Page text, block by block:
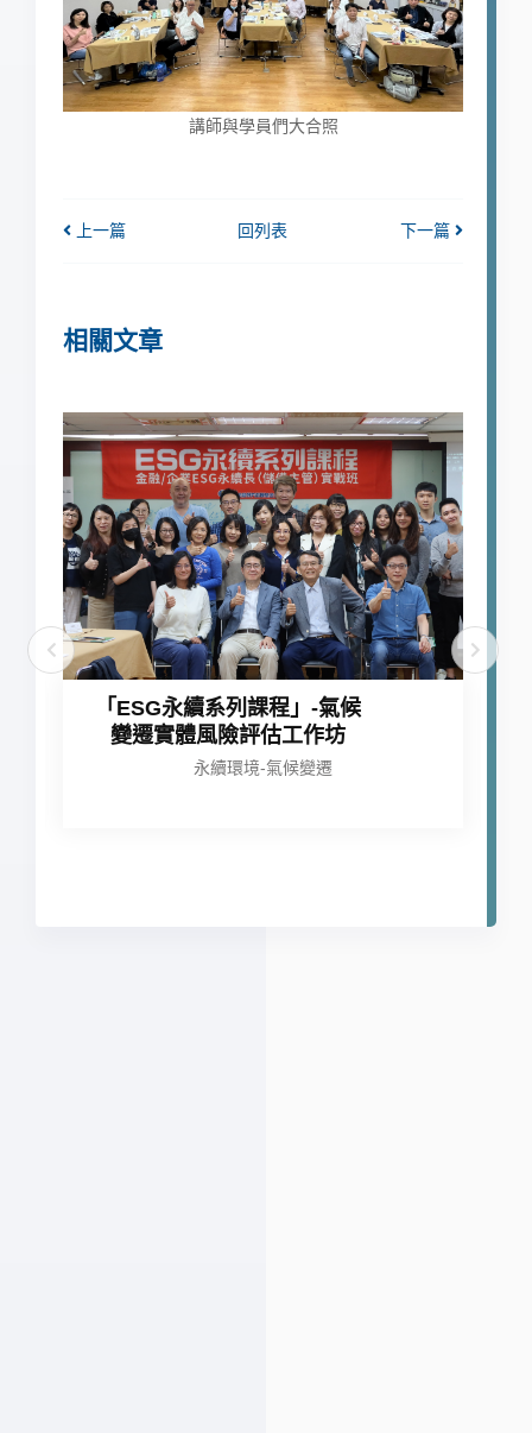
講師與學員們大合照
上一篇 回列表 下一篇
相關文章
「ESG永續系列課程」-氣候
變遷實體風險評估工作坊
永續環境-氣候變遷